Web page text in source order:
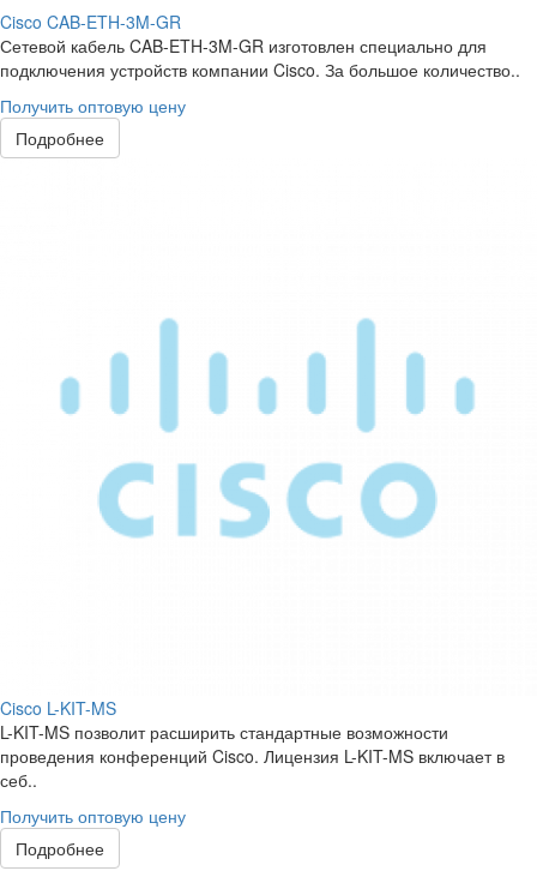
Cisco CAB-ETH-3M-GR
Сетевой кабель CAB-ETH-3M-GR изготовлен специально для
подключения устройств компании Cisco. За большое количество..
Получить оптовую цену
Подробнее
Cisco L-KIT-MS
L-KIT-MS позволит расширить стандартные возможности
проведения конференций Cisco. Лицензия L-KIT-MS включает в
себ..
Получить оптовую цену
Подробнее